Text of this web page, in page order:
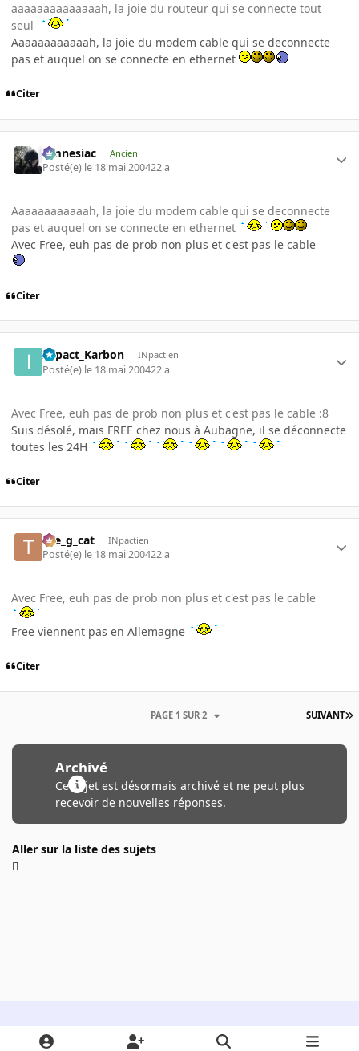
aaaaaaaaaaaaaah, la joie du routeur qui se connecte tout
seul
Aaaaaaaaaaaah, la joie du modem cable qui se deconnecte
pas et auquel on se connecte en ethernet
Citer
Amnesiac Ancien
Posté(e) le 18 mai 200422 a
Aaaaaaaaaaaah, la joie du modem cable qui se deconnecte
pas et auquel on se connecte en ethernet
Avec Free, euh pas de prob non plus et c'est pas le cable
Citer
INpact_Karbon INpactien
Posté(e) le 18 mai 200422 a
Avec Free, euh pas de prob non plus et c'est pas le cable :8
Suis désolé, mais FREE chez nous à Aubagne, il se déconnecte
toutes les 24H
Citer
the_g_cat INpactien
Posté(e) le 18 mai 200422 a
Avec Free, euh pas de prob non plus et c'est pas le cable
Free viennent pas en Allemagne
Citer
SUIVANT
PAGE 1 SUR 2
Archivé
Ce sujet est désormais archivé et ne peut plus
recevoir de nouvelles réponses.
Aller sur la liste des sujets
Light ModeDark ModeSystem Preference